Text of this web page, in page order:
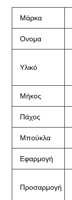
Μάρκα
Ονομα
Υλικό
Μήκος
Πάχος
Μπούκλα
Εφαρμογή
Προσαρμογή